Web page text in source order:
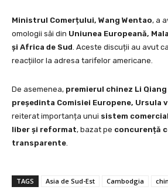
Ministrul Comerțului, Wang Wentao, a
omologii săi din Uniunea Europeană,
și Africa de Sud. Aceste discuții au avut
reacțiilor la adresa tarifelor americane.
De asemenea, premierul chinez Li Qiang
președinta Comisiei Europene, Ursula
reiterat importanța unui sistem
liber și reformat, bazat pe concurență
transparente.
TAGS Asia de Sud-Est Cambodgia